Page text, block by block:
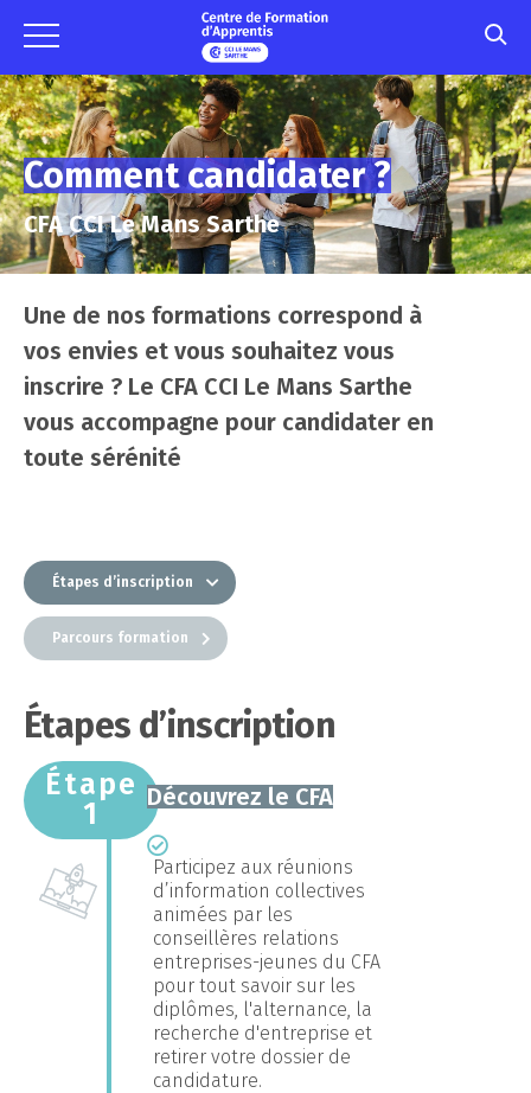
Comment candidater ?
CFA CCI Le Mans Sarthe
Une de nos formations correspond à
vos envies et vous souhaitez vous
inscrire ? Le CFA CCI Le Mans Sarthe
vous accompagne pour candidater en
toute sérénité
Étapes d’inscription
Parcours formation
Étapes d’inscription
Étape
1
Découvrez le CFA
Participez aux réunions
d’information collectives
animées par les
conseillères relations
entreprises-jeunes du CFA
pour tout savoir sur les
diplômes, l'alternance, la
recherche d'entreprise et
retirer votre dossier de
candidature.